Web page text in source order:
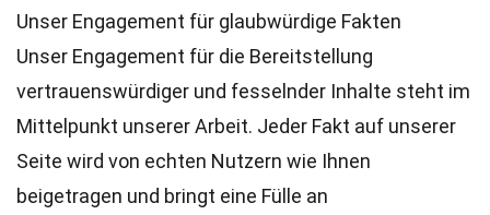
Unser Engagement für glaubwürdige Fakten
Unser Engagement für die Bereitstellung
vertrauenswürdiger und fesselnder Inhalte steht im
Mittelpunkt unserer Arbeit. Jeder Fakt auf unserer
Seite wird von echten Nutzern wie Ihnen
beigetragen und bringt eine Fülle an